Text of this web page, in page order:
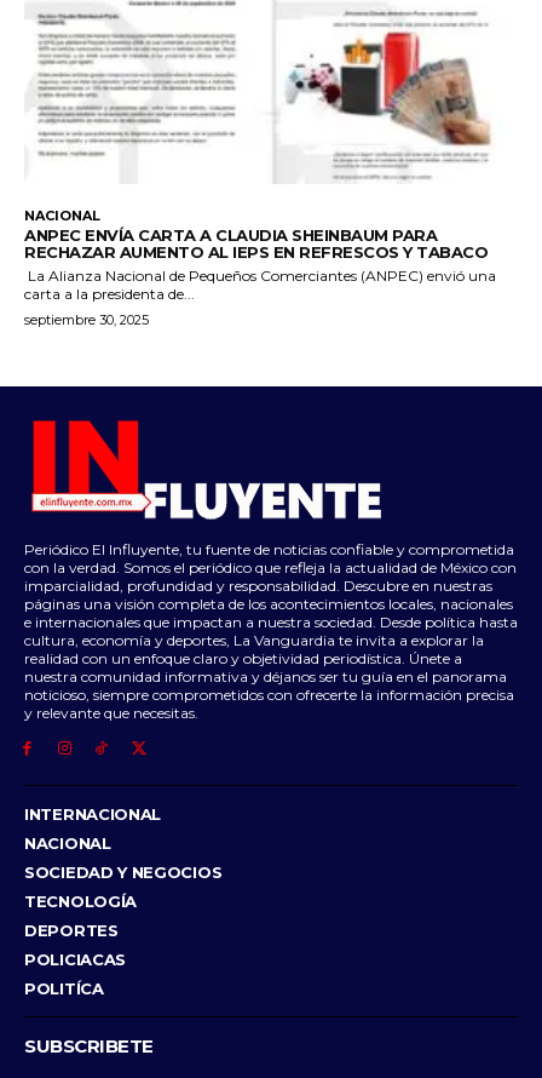
NACIONAL
ANPEC ENVÍA CARTA A CLAUDIA SHEINBAUM PARA
RECHAZAR AUMENTO AL IEPS EN REFRESCOS Y TABACO
La Alianza Nacional de Pequeños Comerciantes (ANPEC) envió una
carta a la presidenta de...
septiembre 30, 2025
Periódico El Influyente, tu fuente de noticias confiable y comprometida
con la verdad. Somos el periódico que refleja la actualidad de México con
imparcialidad, profundidad y responsabilidad. Descubre en nuestras
páginas una visión completa de los acontecimientos locales, nacionales
e internacionales que impactan a nuestra sociedad. Desde política hasta
cultura, economía y deportes, La Vanguardia te invita a explorar la
realidad con un enfoque claro y objetividad periodística. Únete a
nuestra comunidad informativa y déjanos ser tu guía en el panorama
noticioso, siempre comprometidos con ofrecerte la información precisa
y relevante que necesitas.
INTERNACIONAL
NACIONAL
SOCIEDAD Y NEGOCIOS
TECNOLOGÍA
DEPORTES
POLICIACAS
POLITÍCA
SUBSCRIBETE